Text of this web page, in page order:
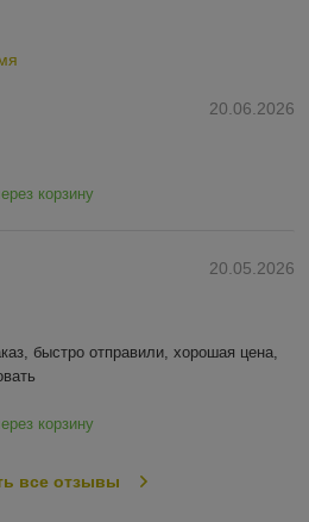
20.06.2026
корзину
20.05.2026
быстро отправили, хорошая цена,
корзину
все отзывы